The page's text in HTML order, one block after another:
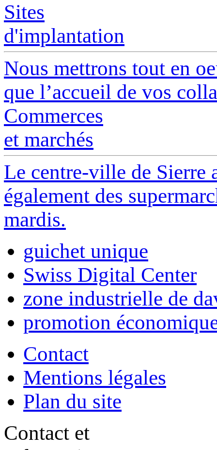
Sites
d'implantation
Nous mettrons tout en
que l’accueil de vos
Commerces
et marchés
Le centre-ville de Sierre
également des
mardis.
guichet unique
Swiss Digital Center
zone industrielle de
promotion
Contact
Mentions légales
Plan du site
Contact et